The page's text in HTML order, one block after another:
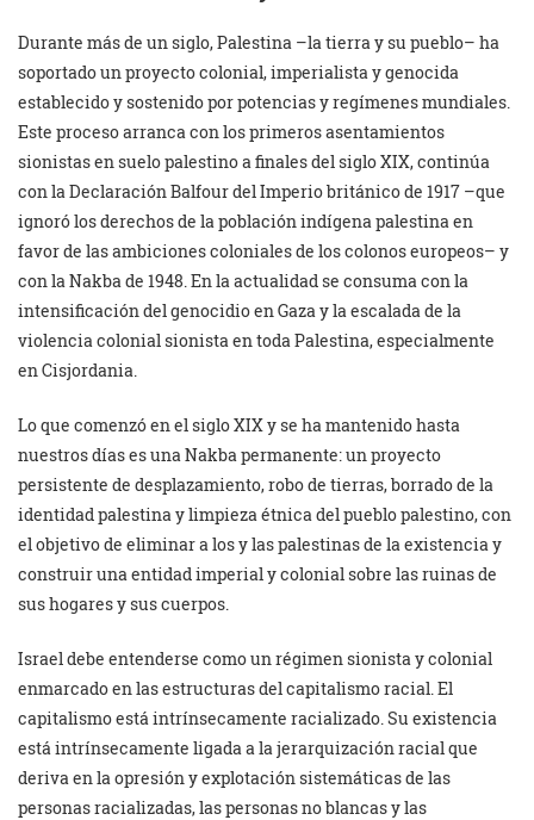
Durante más de un siglo, Palestina –la tierra y su pueblo– ha
soportado un proyecto colonial, imperialista y genocida
establecido y sostenido por potencias y regímenes mundiales.
Este proceso arranca con los primeros asentamientos
sionistas en suelo palestino a finales del siglo XIX, continúa
con la Declaración Balfour del Imperio británico de 1917 –que
ignoró los derechos de la población indígena palestina en
favor de las ambiciones coloniales de los colonos europeos– y
con la Nakba de 1948. En la actualidad se consuma con la
intensificación del genocidio en Gaza y la escalada de la
violencia colonial sionista en toda Palestina, especialmente
en Cisjordania.
Lo que comenzó en el siglo XIX y se ha mantenido hasta
nuestros días es una Nakba permanente: un proyecto
persistente de desplazamiento, robo de tierras, borrado de la
identidad palestina y limpieza étnica del pueblo palestino, con
el objetivo de eliminar a los y las palestinas de la existencia y
construir una entidad imperial y colonial sobre las ruinas de
sus hogares y sus cuerpos.
Israel debe entenderse como un régimen sionista y colonial
enmarcado en las estructuras del capitalismo racial. El
capitalismo está intrínsecamente racializado. Su existencia
está intrínsecamente ligada a la jerarquización racial que
deriva en la opresión y explotación sistemáticas de las
personas racializadas, las personas no blancas y las